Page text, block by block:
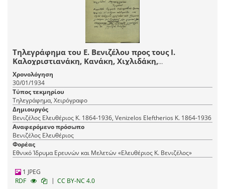
Τηλεγράφημα του Ε. Βενιζέλου προς τους Ι.
Καλοχριστιανάκη, Κανάκη, Χιχλιδάκη,
Μαρκομιχελάκη
Χρονολόγηση
30/01/1934
Τύπος τεκμηρίου
Τηλεγράφημα, Χειρόγραφο
Δημιουργός
Βενιζέλος Ελευθέριος Κ. 1864-1936, Venizelos Eleftherios K. 1864-1936
Αναφερόμενο πρόσωπο
Βενιζέλος Ελευθέριος
Φορέας
Εθνικό Ίδρυμα Ερευνών και Μελετών «Ελευθέριος Κ. Βενιζέλος»
1 JPEG
RDF
| CC BY-NC 4.0